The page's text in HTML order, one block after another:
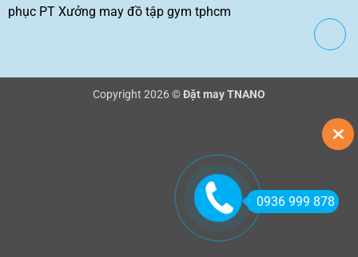
phục PT Xưởng may đồ tập gym tphcm
Copyright 2026 ©Đặt may TNANO
0936 999 878